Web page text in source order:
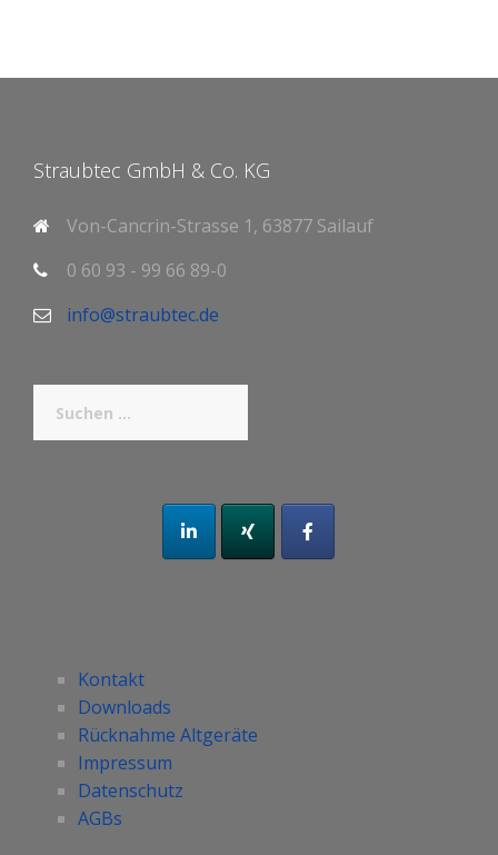
Straubtec GmbH & Co. KG
Von-Cancrin-Strasse 1, 63877 Sailauf
0 60 93 - 99 66 89-0
info@straubtec.de
nach:
Kontakt
Downloads
Rücknahme Altgeräte
Impressum
Datenschutz
AGBs